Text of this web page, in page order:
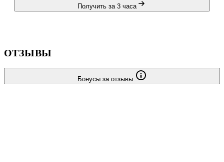
Получить за 3 часа
ОТЗЫВЫ
Бонусы за отзывы